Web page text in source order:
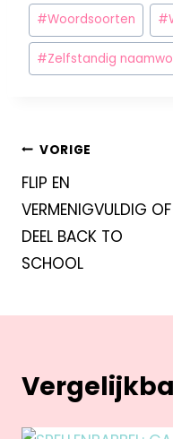
#Woordsoorten #
#Zelfstandig
VORIGE
FLIP EN
VERMENIGVULDIG OF
DEEL BACK TO
SCHOOL